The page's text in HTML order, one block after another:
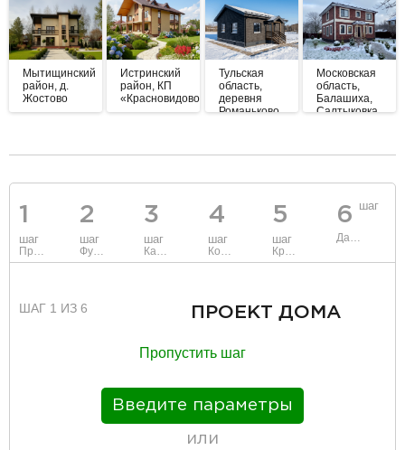
Мытищинский
район, д.
Жостово
Истринский
район, КП
«Красновидово»
Тульская
область,
деревня
Романьково,
Московская
область,
Балашиха,
Салтыковка
1
шаг
Проект
2
шаг
Фундамент
3
шаг
Каркас и стены
4
шаг
Коммуникации
5
шаг
Крыша
6 шаг
Данные
ШАГ 1 ИЗ 6 ПРОЕКТ ДОМА
Пропустить шаг
Введите параметры
или